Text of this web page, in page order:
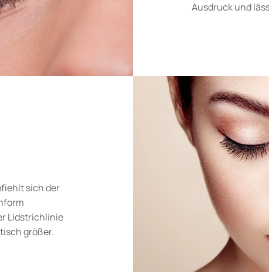
Ausdruck und
sich der
Lidstrichlinie
größer.